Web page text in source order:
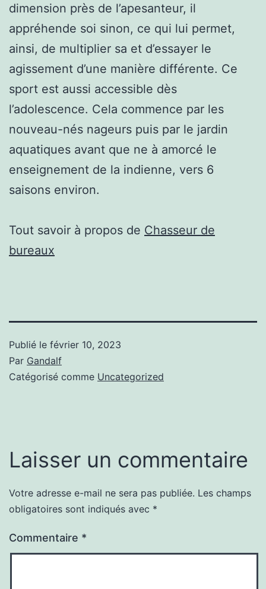
dimension près de l’apesanteur, il
appréhende soi sinon, ce qui lui permet,
ainsi, de multiplier sa et d’essayer le
agissement d’une manière différente. Ce
sport est aussi accessible dès
l’adolescence. Cela commence par les
nouveau-nés nageurs puis par le jardin
aquatiques avant que ne à amorcé le
enseignement de la indienne, vers 6
saisons environ.
Tout savoir à propos de Chasseur de
bureaux
Publié le février 10, 2023
Par Gandalf
Catégorisé comme Uncategorized
Laisser un commentaire
Votre adresse e-mail ne sera pas publiée. Les champs
obligatoires sont indiqués avec *
Commentaire *